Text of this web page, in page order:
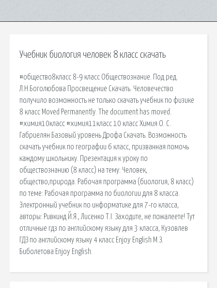
Учебник биология человек 8 класс скачать
#общество8класс 8-9 класс Обществознание. Под ред.
Л.Н.Боголюбова Просвещение Скачать. Человечество
получило возможность не только скачать учебник по физике
8 класс Moved Permanently. The document has moved.
#химия10класс #химия11класс 10 класс Химия О. С.
Габриелян Базовый уровень Дрофа Скачать. Возможность
скачать учебник по географии 6 класс, призванная помочь
каждому школьнику. Презентация к уроку по
обществознанию (8 класс) на тему: Человек,
общество,природа. Рабочая программа (биология, 8 класс)
по теме: Рабочая программа по биологии для 8 класса.
Электронный учебник по информатике для 7-го класса,
авторы: Ривкинд Й.Я., Лисенко Т.І. Заходите, не пожалеете! Тут
отличные гдз по английскому языку для 3 класса, Кузовлев
ГДЗ по английскому языку 4 класс Enjoy English М.З.
Биболетова Enjoy English.